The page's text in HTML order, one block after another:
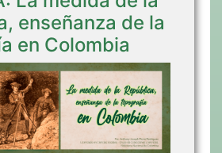
enseñanza de la
en Colombia